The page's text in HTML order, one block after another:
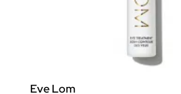
Eve Lom